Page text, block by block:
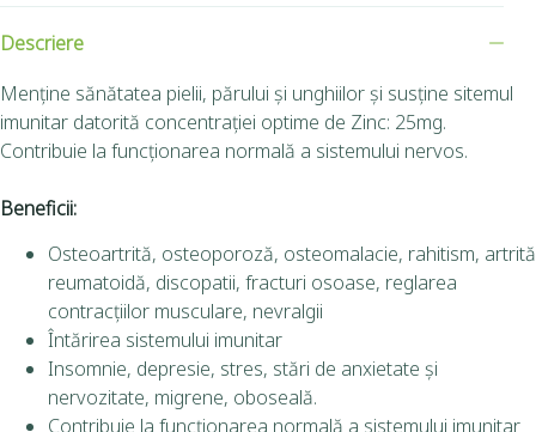
Descriere
Menține sănătatea pielii, părului și unghiilor și susține sitemul
imunitar datorită concentrației optime de Zinc: 25mg.
Contribuie la funcționarea normală a sistemului nervos.
Beneficii:
Osteoartrită, osteoporoză, osteomalacie, rahitism, artrită
reumatoidă, discopatii, fracturi osoase, reglarea
contracțiilor musculare, nevralgii
Întărirea sistemului imunitar
Insomnie, depresie, stres, stări de anxietate și
nervozitate, migrene, oboseală.
Contribuie la funcţionarea normală a sistemului imunitar